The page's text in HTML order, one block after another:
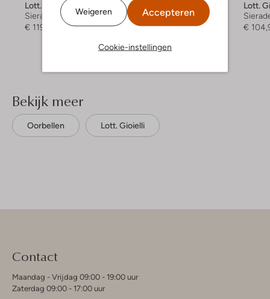
Weigeren Accepteren
Cookie-instellingen
Lott. Gioielli
Sieraden
€ 119,99
Oorbellen
€ 69,99
+ meer kleuren
Lott.
€
Bekijk meer
Oorbellen Lott. Gioielli
Contact
Maandag - Vrijdag 09:00 - 19:00 uur
Zaterdag 09:00 - 17:00 uur